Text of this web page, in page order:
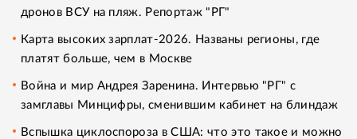
дронов ВСУ на пляж. Репортаж "РГ"
Карта высоких зарплат-2026. Названы регионы, где
платят больше, чем в Москве
Война и мир Андрея Заренина. Интервью "РГ" с
замглавы Минцифры, сменившим кабинет на блиндаж
Вспышка циклоспороза в США: что это такое и можно